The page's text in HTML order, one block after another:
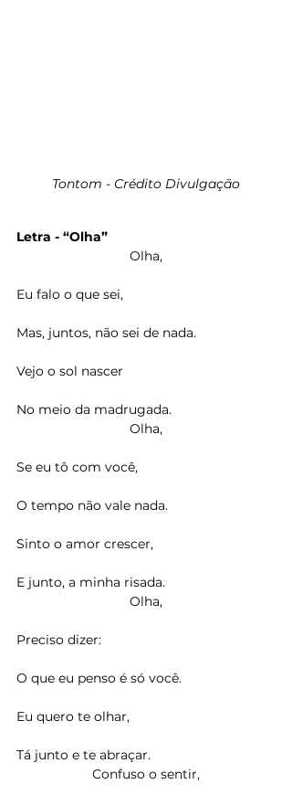
Tontom - Crédito Divulgação
Letra - “Olha”
Olha,
Eu falo o que sei,
Mas, juntos, não sei de nada.
Vejo o sol nascer
No meio da madrugada.
Olha,
Se eu tô com você,
O tempo não vale nada.
Sinto o amor crescer,
E junto, a minha risada.
Olha,
Preciso dizer:
O que eu penso é só você.
Eu quero te olhar,
Tá junto e te abraçar.
Confuso o sentir,